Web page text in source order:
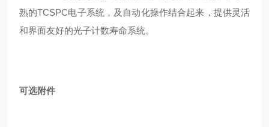
熟的TCSPC电子系统，及自动化操作结合起来，提供灵活
和界面友好的光子计数寿命系统。
可选附件